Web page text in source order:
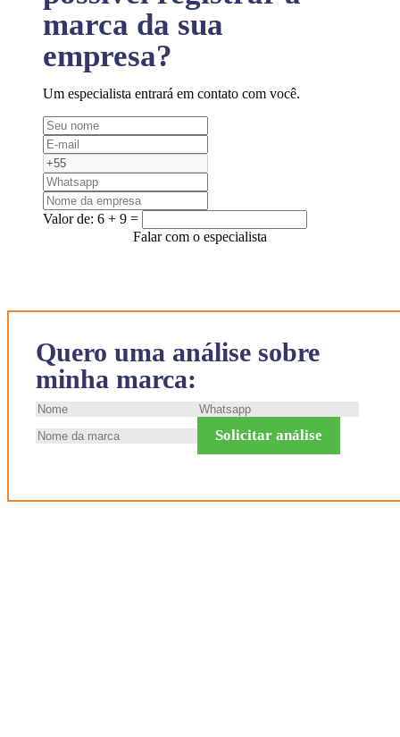
Quero uma análise sobre
minha marca:
Solicitar análise
marca da sua
empresa?
Um especialista entrará em contato com você.
Valor de: 6 + 9 =
Falar com o especialista